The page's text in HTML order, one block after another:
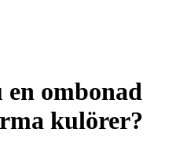
ombonad
kulörer?